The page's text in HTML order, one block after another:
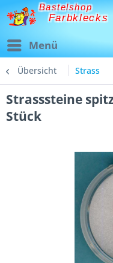
Bastelshop
Farbklecks
Menü
Übersicht Strass
Strasssteine
Stück